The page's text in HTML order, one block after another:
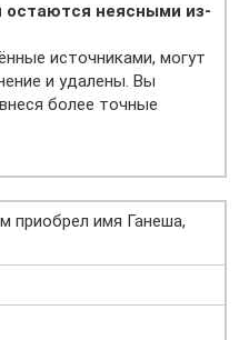
неясными из-
источниками, могут
и удалены. Вы
более точные
приобрел имя Ганеша,